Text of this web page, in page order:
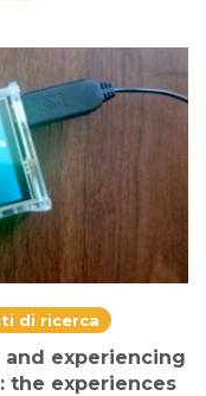
di ricerca
experiencing
the experiences